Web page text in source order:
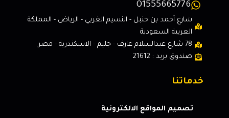
01555665776
شارع أحمد بن حنبل - النسيم الغربي - الرياض - المملكة
العربية السعودية
78 شارع عبدالسلام عارف - جليم - الاسكندرية - مصر
صندوق بريد : 21612
خدماتنا
تصميم المواقع الالكترونية